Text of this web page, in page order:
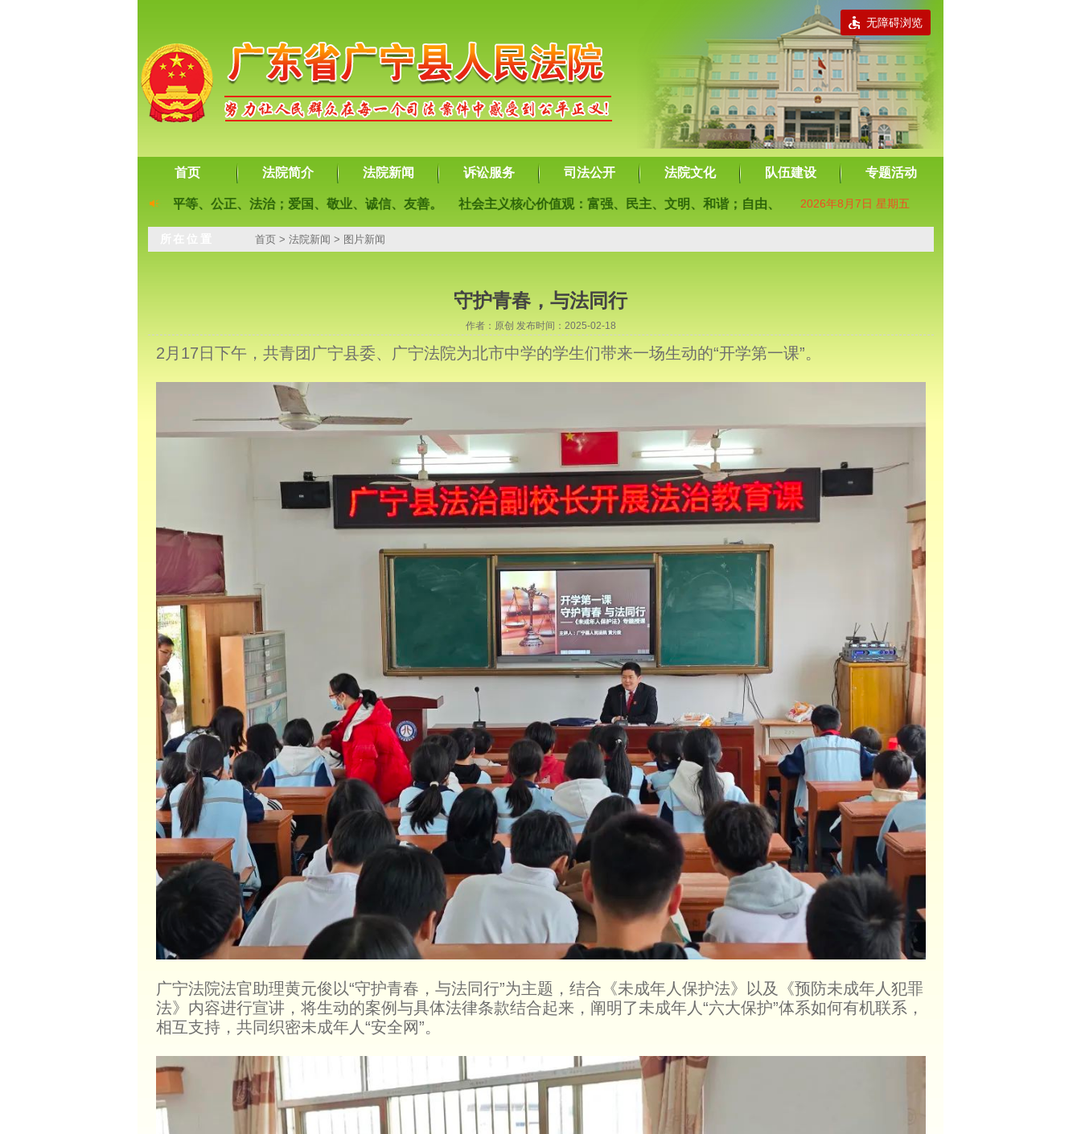
无障碍浏览
首页 法院简介 法院新闻 诉讼服务 司法公开 法院文化 队伍建设 专题活动
文明、和谐；自由、平等、公正、法治；爱国、敬业、诚信、友善。 社会主义核心价值观：富强、民主、文明、和谐；自由、平等、公正、法治；爱国、敬业、诚信、友善。
2026年8月7日 星期五
首页> 法院新闻 > 图片新闻
守护青春，与法同行
作者：原创 发布时间：2025-02-18
2月17日下午，共青团广宁县委、广宁法院为北市中学的学生们带来一场生动的“开学第一课”。
广宁法院法官助理黄元俊以“守护青春，与法同行”为主题，结合《未成年人保护法》以及《预防未成年人犯罪
法》内容进行宣讲，将生动的案例与具体法律条款结合起来，阐明了未成年人“六大保护”体系如何有机联系，
相互支持，共同织密未成年人“安全网”。